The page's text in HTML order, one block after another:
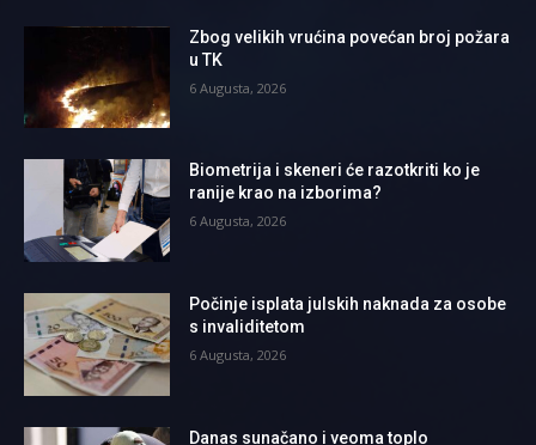
Zbog velikih vrućina povećan broj požara
u TK
6 Augusta, 2026
Biometrija i skeneri će razotkriti ko je
ranije krao na izborima?
6 Augusta, 2026
Počinje isplata julskih naknada za osobe
s invaliditetom
6 Augusta, 2026
Danas sunačano i veoma toplo